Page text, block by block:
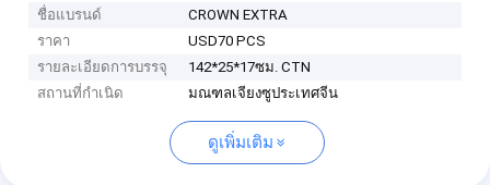
ชื่อแบรนด์
CROWN EXTRA
ราคา
USD70 PCS
รายละเอียดการบรรจุ
142*25*17ซม. CTN
สถานที่กำเนิด
มณฑลเจียงซูประเทศจีน
ดูเพิ่มเติม